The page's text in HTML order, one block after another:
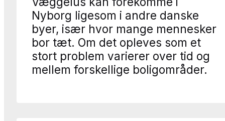
Nyborg ligesom i andre danske
byer, især hvor mange mennesker
bor tæt. Om det opleves som et
stort problem varierer over tid og
mellem forskellige boligområder.